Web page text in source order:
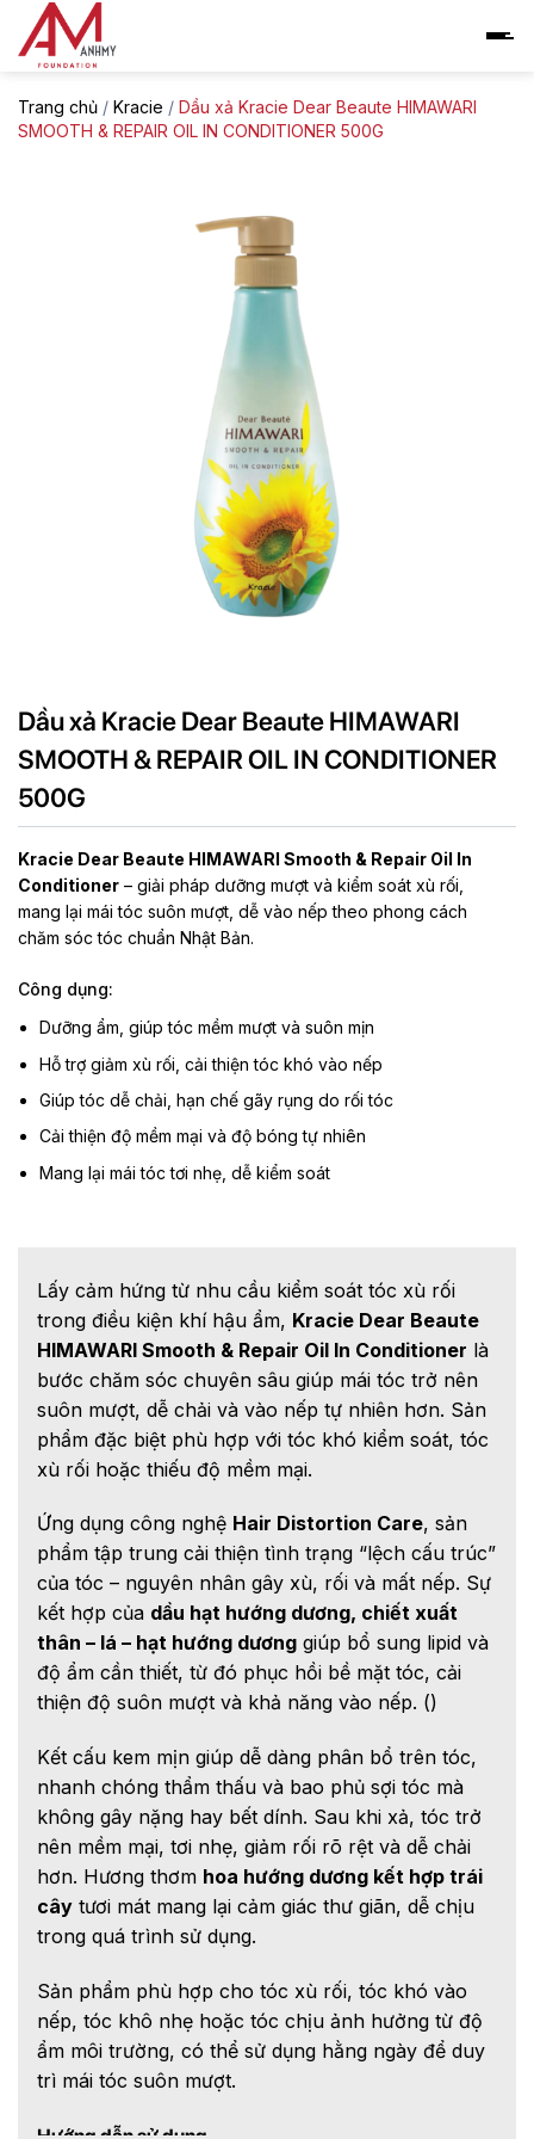
content
Trang chủ / Kracie / Dầu xả Kracie Dear Beaute HIMAWARI
SMOOTH & REPAIR OIL IN CONDITIONER 500G
Dầu xả Kracie Dear Beaute HIMAWARI
SMOOTH & REPAIR OIL IN CONDITIONER
500G
Kracie Dear Beaute HIMAWARI Smooth & Repair Oil In
Conditioner – giải pháp dưỡng mượt và kiểm soát xù rối,
mang lại mái tóc suôn mượt, dễ vào nếp theo phong cách
chăm sóc tóc chuẩn Nhật Bản.
Công dụng:
Dưỡng ẩm, giúp tóc mềm mượt và suôn mịn
Hỗ trợ giảm xù rối, cải thiện tóc khó vào nếp
Giúp tóc dễ chải, hạn chế gãy rụng do rối tóc
Cải thiện độ mềm mại và độ bóng tự nhiên
Mang lại mái tóc tơi nhẹ, dễ kiểm soát
Lấy cảm hứng từ nhu cầu kiểm soát tóc xù rối
trong điều kiện khí hậu ẩm, Kracie Dear Beaute
HIMAWARI Smooth & Repair Oil In Conditioner là
bước chăm sóc chuyên sâu giúp mái tóc trở nên
suôn mượt, dễ chải và vào nếp tự nhiên hơn. Sản
phẩm đặc biệt phù hợp với tóc khó kiểm soát, tóc
xù rối hoặc thiếu độ mềm mại.
Ứng dụng công nghệ Hair Distortion Care, sản
phẩm tập trung cải thiện tình trạng “lệch cấu trúc”
của tóc – nguyên nhân gây xù, rối và mất nếp. Sự
kết hợp của dầu hạt hướng dương, chiết xuất
thân – lá – hạt hướng dương giúp bổ sung lipid và
độ ẩm cần thiết, từ đó phục hồi bề mặt tóc, cải
thiện độ suôn mượt và khả năng vào nếp. ()
Kết cấu kem mịn giúp dễ dàng phân bổ trên tóc,
nhanh chóng thẩm thấu và bao phủ sợi tóc mà
không gây nặng hay bết dính. Sau khi xả, tóc trở
nên mềm mại, tơi nhẹ, giảm rối rõ rệt và dễ chải
hơn. Hương thơm hoa hướng dương kết hợp trái
cây tươi mát mang lại cảm giác thư giãn, dễ chịu
trong quá trình sử dụng.
Sản phẩm phù hợp cho tóc xù rối, tóc khó vào
nếp, tóc khô nhẹ hoặc tóc chịu ảnh hưởng từ độ
ẩm môi trường, có thể sử dụng hằng ngày để duy
trì mái tóc suôn mượt.